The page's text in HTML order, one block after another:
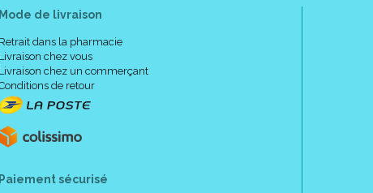
molletonnées : personnalisation et confort.
:
95 C-E.
120 C ; 100-115 D ; 100-110 E.
Mode de livraison
Retrait dans la pharmacie
Livraison chez vous
Livraison chez un commerçant
de retour
Paiement sécurisé